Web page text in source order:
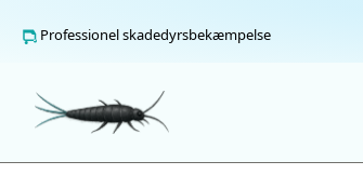
Professionel skadedyrsbekæmpelse
Spring til indhold